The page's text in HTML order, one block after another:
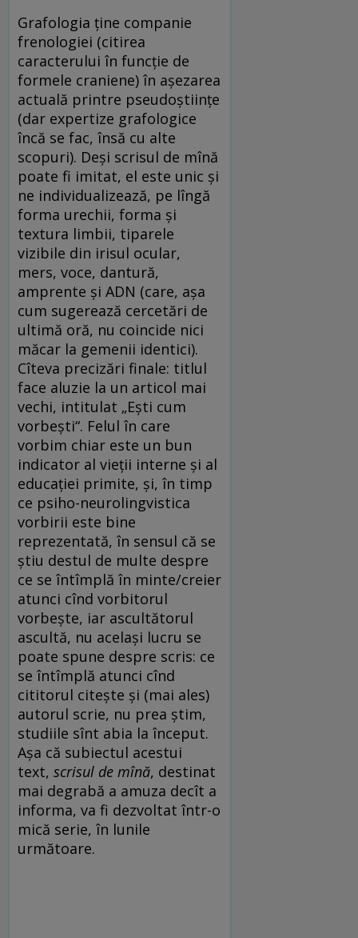
Grafologia ține companie
frenologiei (citirea
caracterului în funcție de
formele craniene) în așezarea
actuală printre pseudoștiințe
(dar expertize grafologice
încă se fac, însă cu alte
scopuri). Deși scrisul de mînă
poate fi imitat, el este unic și
ne individualizează, pe lîngă
forma urechii, forma și
textura limbii, tiparele
vizibile din irisul ocular,
mers, voce, dantură,
amprente și ADN (care, așa
cum sugerează cercetări de
ultimă oră, nu coincide nici
măcar la gemenii identici).
Cîteva precizări finale: titlul
face aluzie la un articol mai
vechi, intitulat „Ești cum
vorbești“. Felul în care
vorbim chiar este un bun
indicator al vieții interne și al
educației primite, și, în timp
ce psiho-neurolingvistica
vorbirii este bine
reprezentată, în sensul că se
știu destul de multe despre
ce se întîmplă în minte/creier
atunci cînd vorbitorul
vorbește, iar ascultătorul
ascultă, nu același lucru se
poate spune despre scris: ce
se întîmplă atunci cînd
cititorul citește și (mai ales)
autorul scrie, nu prea știm,
studiile sînt abia la început.
Așa că subiectul acestui
text, scrisul de mînă, destinat
mai degrabă a amuza decît a
informa, va fi dezvoltat într-o
mică serie, în lunile
următoare.